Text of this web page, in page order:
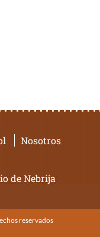
Nosotros
de Nebrija
reservados